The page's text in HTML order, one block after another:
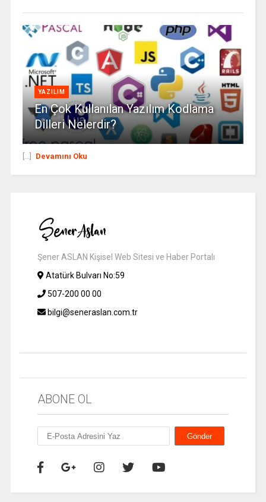
YAZILIM
En Çok Kullanılan Yazılım Kodlama
Dilleri Nelerdir?
[...] Devamını Oku
Şener ASLAN Kişisel Web Sitesi ve Haber Portalı
Atatürk Bulvarı No:59
507-200 00 00
bilgi@seneraslan.com.tr
ABONE OL